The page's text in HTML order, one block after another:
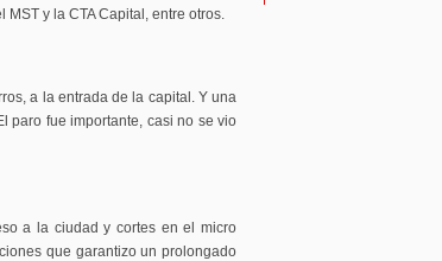
y la CTA Capital, entre otros.
a la entrada de la capital. Y una
paro fue importante, casi no se vio
a la ciudad y cortes en el micro
que garantizo un prolongado